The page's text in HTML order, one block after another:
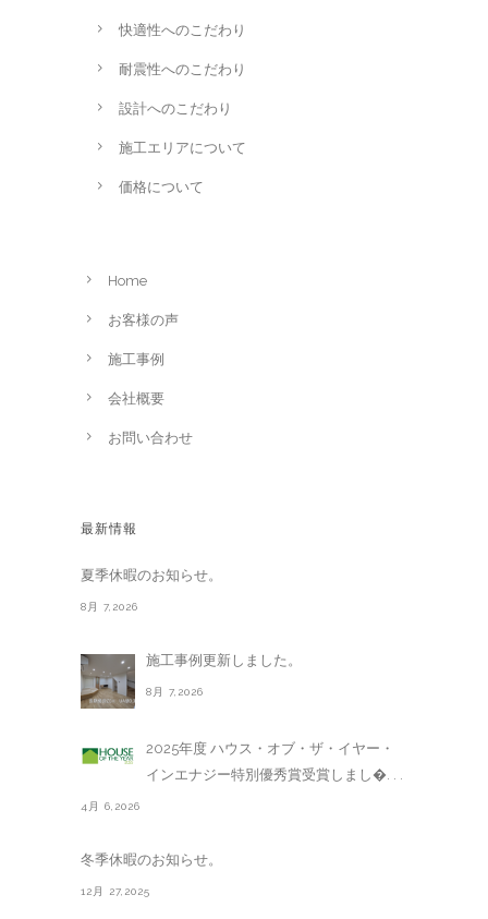
快適性へのこだわり
耐震性へのこだわり
設計へのこだわり
施工エリアについて
価格について
Home
お客様の声
施工事例
会社概要
お問い合わせ
最新情報
夏季休暇のお知らせ。
8月 7,2026
施工事例更新しました。
8月 7,2026
2025年度 ハウス・オブ・ザ・イヤー・
インエナジー特別優秀賞受賞しまし�. . .
4月 6,2026
冬季休暇のお知らせ。
12月 27,2025